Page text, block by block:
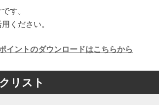
す。
ください。
イントのダウンロードはこちらから
リスト